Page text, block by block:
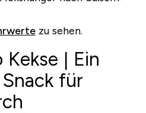
zu sehen.
Kekse | Ein
für